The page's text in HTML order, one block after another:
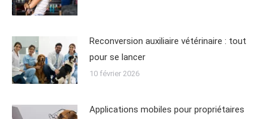
Reconversion auxiliaire vétérinaire : tout
pour se lancer
10 février 2026
Applications mobiles pour propriétaires